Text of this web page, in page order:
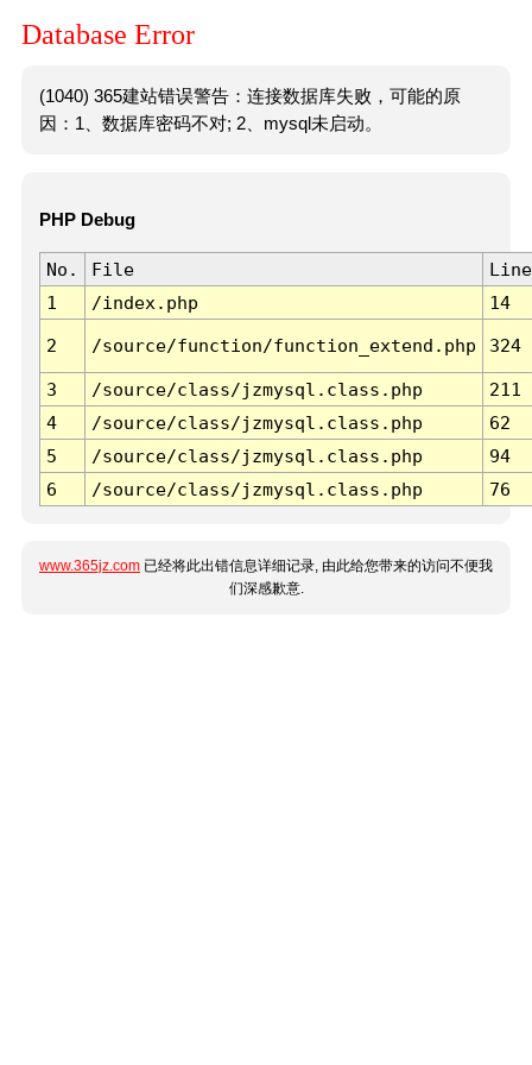
Database Error
(1040) 365建站错误警告：连接数据库失败，可能的原
因：1、数据库密码不对; 2、mysql未启动。
PHP Debug
No. File
Line
1
/index.php 14
2 /source/function/function_extend.php 324
3 /source/class/jzmysql.class.php
211
4
/source/class/jzmysql.class.php
62
5
/source/class/jzmysql.class.php
94
6
/source/class/jzmysql.class.php 76
www.365jz.com 已经将此出错信息详细记录, 由此给您带来的访问不便我
们深感歉意.